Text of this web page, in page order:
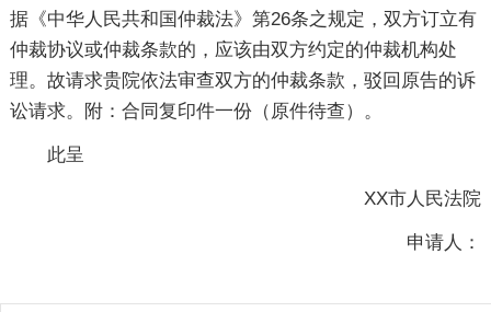
据《中华人民共和国仲裁法》第26条之规定，双方订立有
仲裁协议或仲裁条款的，应该由双方约定的仲裁机构处
理。故请求贵院依法审查双方的仲裁条款，驳回原告的诉
讼请求。附：合同复印件一份（原件待查）。
此呈
XX市人民法院
申请人：